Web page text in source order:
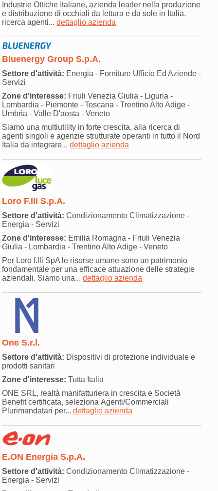
Industrie Ottiche Italiane, azienda leader nella produzione
e distribuzione di occhiali da lettura e da sole in Italia,
ricerca agenti...dettaglio azienda
Bluenergy Group S.p.A.
Settore d'attività: Energia - Forniture Ufficio Ed Aziende -
Servizi
Zone d'interesse: Friuli Venezia Giulia - Liguria -
Lombardia - Piemonte - Toscana - Trentino Alto Adige -
Umbria - Valle D'aosta - Veneto
Siamo una multiutility in forte crescita, alla ricerca di
agenti singoli e agenzie strutturate operanti in tutto il Nord
Italia da integrare...dettaglio azienda
Loro F.lli S.p.A.
Settore d'attività: Condizionamento Climatizzazione -
Energia - Servizi
Zone d'interesse: Emilia Romagna - Friuli Venezia
Giulia - Lombardia - Trentino Alto Adige - Veneto
Per Loro f.lli SpA le risorse umane sono un patrimonio
fondamentale per una efficace attuazione delle strategie
aziendali. Siamo una...dettaglio azienda
One S.r.l.
Settore d'attività: Dispositivi di protezione individuale e
prodotti sanitari
Zone d'interesse: Tutta Italia
ONE SRL, realtà manifatturiera in crescita e Società
Benefit certificata, seleziona Agenti/Commerciali
Plurimandatari per...dettaglio azienda
E.ON Energia S.p.A.
Settore d'attività: Condizionamento Climatizzazione -
Energia - Servizi